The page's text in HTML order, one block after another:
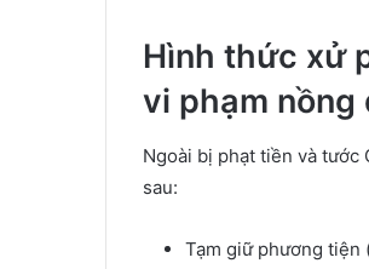
Hình thức xử
vi phạm nồng
Ngoài bị phạt tiền và tước
sau:
Tạm giữ phương tiện